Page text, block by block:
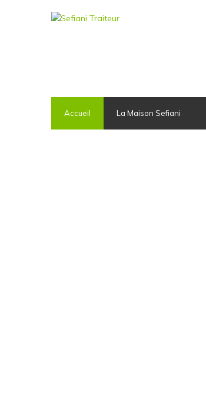
Accueil La Maison Sefiani